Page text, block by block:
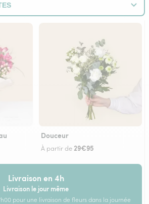
Douceur
À partir de29€95
Livraison en 4h
Livraison le jour même
pour une livraison de fleurs dans la journée